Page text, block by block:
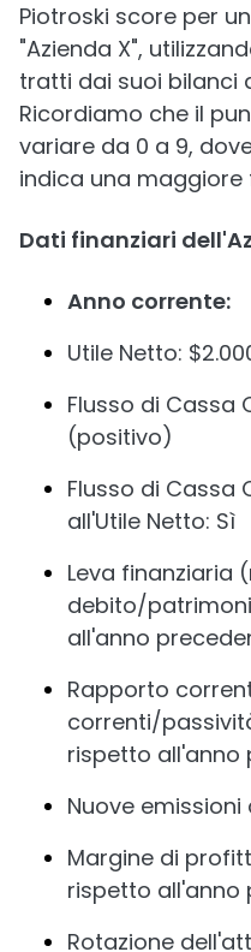
Piotroski score per
"Azienda X",
tratti dai suoi bilanci
Ricordiamo che il
variare da 0 a 9,
indica una maggiore
Dati finanziari
Anno corrente:
Utile Netto:
Flusso di Cassa
(positivo)
Flusso di Cassa
all'Utile Netto: Sì
Leva finanziaria
debito/
all'anno
Rapporto
correnti/
rispetto all'anno
Nuove emissioni
Margine di
rispetto all'anno
Rotazione